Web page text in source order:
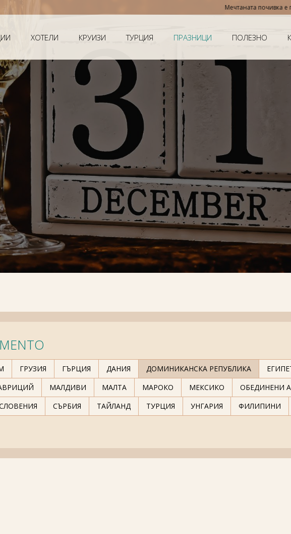
Мечтаната почивка е по-
ХОТЕЛИ КРУИЗИ ТУРЦИЯ ПРАЗНИЦИ ПОЛЕЗНО
ГРУЗИЯ ГЪРЦИЯ ДАНИЯ ДОМИНИКАНСКА РЕПУБЛИКА
МАЛДИВИ МАЛТА МАРОКО МЕКСИКО ОБЕДИНЕНИ
СЪРБИЯ ТАЙЛАНД ТУРЦИЯ УНГАРИЯ ФИЛИПИНИ